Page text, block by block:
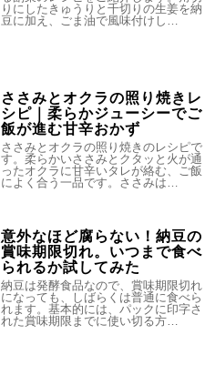
りにしたきゅうりと千切りの生姜を納
豆に加え、ごま油で風味付けし…
ささみとオクラの照り焼きレ
シピ｜柔らかジューシーでご
飯が進む甘辛おかず
ささみとオクラの照り焼きのレシピで
す。柔らかいささみとクタッと火が通
ったオクラに甘辛いタレが絡む、ご飯
によく合う一品です。ささみは…
意外なほど腐らない！納豆の
賞味期限切れ。いつまで食べ
られるか試してみた
納豆は発酵食品なので、賞味期限切れ
になっても、しばらくは普通に食べら
れます。基本的には、パックに印字さ
れた賞味期限までに使い切る方…